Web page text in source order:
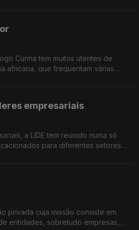
Cunha tem muitos utentes de
africana, que frequentam várias
empresariais
a LIDE tem reunido numa só
para diferentes setores
privada cuja missão consiste em
entidades, sobretudo empresas,